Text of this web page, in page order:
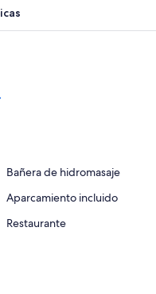
acuático
Bañera de hidromasaje
Aparcamiento incluido
Restaurante